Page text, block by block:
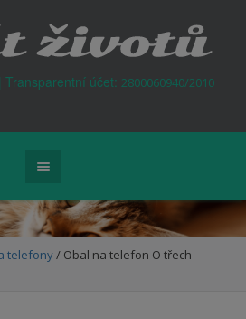
účet: 2800060940/2010
telefony/ Obal na telefon O třech